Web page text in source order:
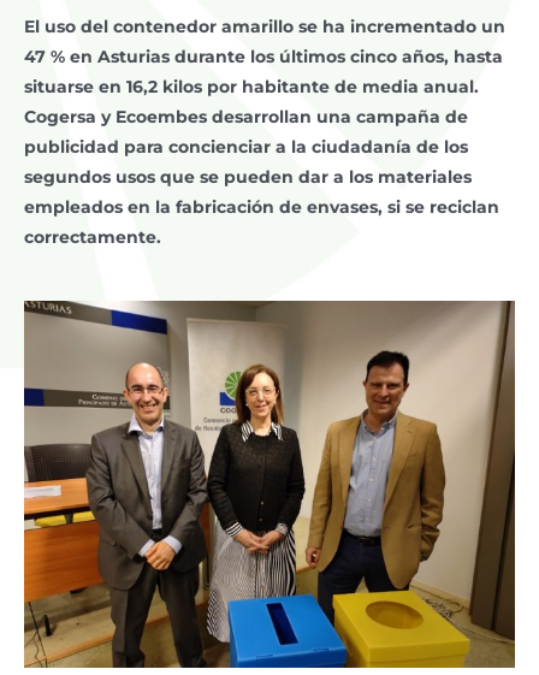
El uso del contenedor amarillo se ha incrementado un
47 % en Asturias durante los últimos cinco años, hasta
situarse en 16,2 kilos por habitante de media anual.
Cogersa y Ecoembes desarrollan una campaña de
publicidad para concienciar a la ciudadanía de los
segundos usos que se pueden dar a los materiales
empleados en la fabricación de envases, si se reciclan
correctamente.